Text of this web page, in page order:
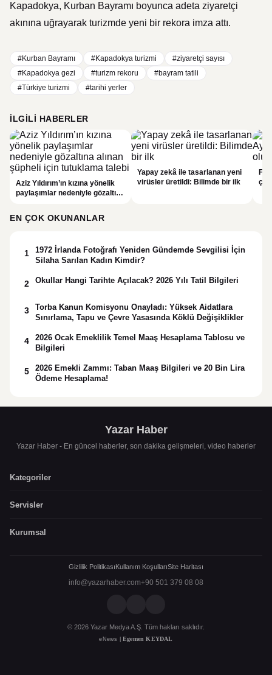
Kapadokya, Kurban Bayramı boyunca adeta ziyaretçi
akınına uğrayarak turizmde yeni bir rekora imza attı.
#Kurban Bayramı #Kapadokya turizmi
#ziyaretçi sayısı
#Kapadokya gezi
#turizm rekoru
#bayram tatili
#Türkiye turizmi
#tarihi yerler
İLGILI HABERLER
Aziz Yıldırım’ın kızına yönelik
paylaşımlar nedeniyle gözaltına
Yapay zekâ ile tasarlanan yeni
virüsler üretildi: Bilimde bir ilk
EN ÇOK OKUNANLAR
1
1972 İrlanda Fotoğrafı Yeniden Gündemde Sevgilisi İçin
Silaha Sarılan Kadın Kimdir?
2 Okullar Hangi Tarihte Açılacak? 2026 Yılı Tatil Bilgileri
3
Torba Kanun Komisyonu Onayladı: Yüksek Aidatlara
Sınırlama, Tapu ve Çevre Yasasında Köklü Değişiklikler
4
2026 Ocak Emeklilik Temel Maaş Hesaplama Tablosu ve
Bilgileri
5
2026 Emekli Zammı: Taban Maaş Bilgileri ve 20 Bin Lira
Ödeme Hesaplama!
Yazar Haber
Yazar Haber - En güncel haberler, son dakika gelişmeleri, video haberler
Kategoriler
Servisler
Kurumsal
Gizlilik PolitikasıKullanım KoşullarıSite Haritası
info@yazarhaber.com+90 501 379 08 08
© 2026 Yazar Medya A.Ş. Tüm hakları saklıdır.
eNews | Egemen KEYDAL